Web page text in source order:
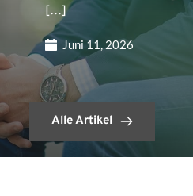
[…]
Juni 11, 2026
Alle Artikel